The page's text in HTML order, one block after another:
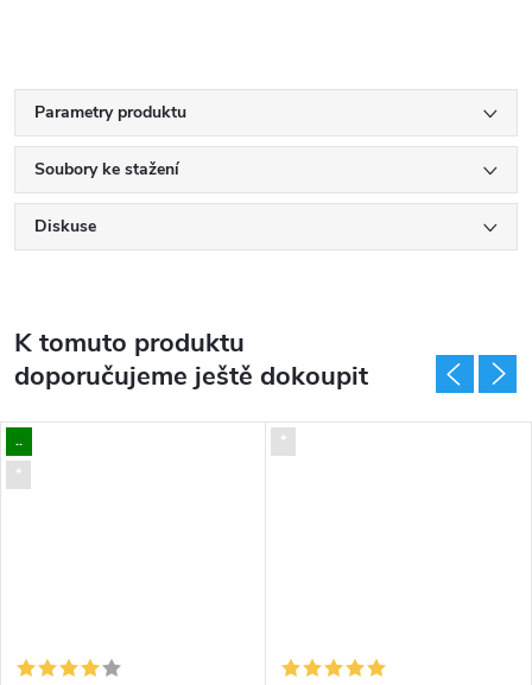
Parametry produktu
Soubory ke stažení
Diskuse
K tomuto produktu
doporučujeme ještě dokoupit
..
*
*